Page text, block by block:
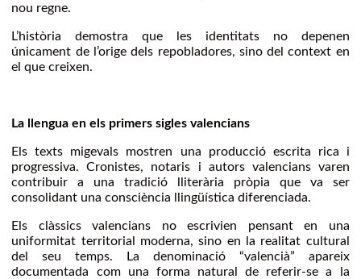
nou regne.
L’història demostra que les identitats no depenen
únicament de l’orige dels repobladores, sino del context en
el que creixen.
La llengua en els primers sigles valencians
Els texts migevals mostren una producció escrita rica i
progressiva. Cronistes, notaris i autors valencians varen
contribuir a una tradició lliterària pròpia que va ser
consolidant una consciència llingüística diferenciada.
Els clàssics valencians no escrivien pensant en una
uniformitat territorial moderna, sino en la realitat cultural
del seu temps. La denominació “valencià” apareix
documentada com una forma natural de referir-se a la